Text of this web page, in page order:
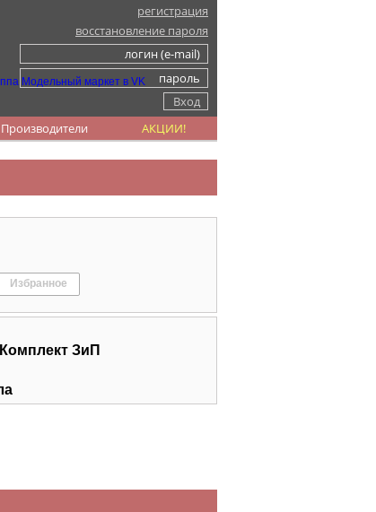
регистрация
восстановление пароля
Производители АКЦИИ!
Избранное
Комплект ЗиП